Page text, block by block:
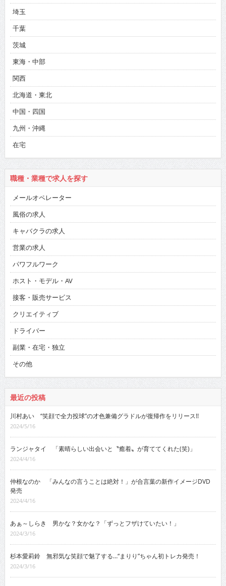
埼玉
千葉
茨城
東海・中部
関西
北海道・東北
中国・四国
九州・沖縄
在宅
職種・業種で求人を探す
メールオペレーター
風俗の求人
キャバクラの求人
営業の求人
パワフルワーク
ホスト・モデル・AV
接客・販売サービス
クリエイティブ
ドライバー
副業・在宅・独立
その他
最近の投稿
川村あい “笑顔で全力投球”の才色兼備グラドルが復帰作をリリース!!
2024/5/16
ランジャタイ 「素晴らしい出会いと〝癒着〟が育ててくれた(笑)」
2024/4/16
仲根なのか 「みんなの言うことは絶対！」が合言葉の新作イメージDVD
発売
2024/4/16
あぁ～しらき 男かな？女かな？「ずっとフザけていたい！」
2024/3/16
杉本愛莉鈴 無邪気な笑顔で魅了する…“まりり”ちゃん初トレカ発売！
2024/3/16